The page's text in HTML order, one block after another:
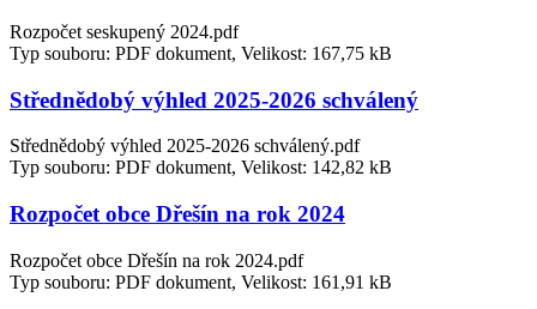
Rozpočet seskupený 2024.pdf
Typ souboru: PDF dokument, Velikost: 167,75 kB
Střednědobý výhled 2025-2026 schválený
Střednědobý výhled 2025-2026 schválený.pdf
Typ souboru: PDF dokument, Velikost: 142,82 kB
Rozpočet obce Dřešín na rok 2024
Rozpočet obce Dřešín na rok 2024.pdf
Typ souboru: PDF dokument, Velikost: 161,91 kB